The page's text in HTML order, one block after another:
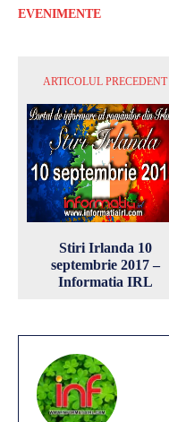
EVENIMENTE
ARTICOLUL PRECEDENT
Stiri Irlanda 10
septembrie 2017 –
Informatia IRL